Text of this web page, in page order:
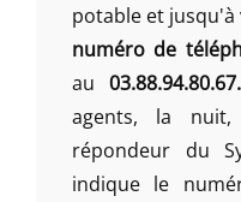
potable et
numéro de
au03.88.94.80.67.
agents, la
répondeur du
indique le